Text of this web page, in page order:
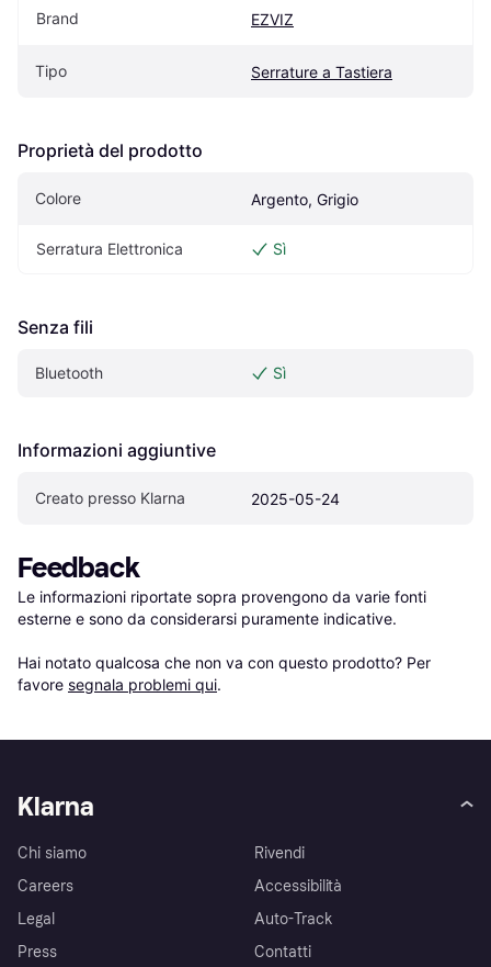
Brand EZVIZ
Tipo Serrature a Tastiera
Proprietà del prodotto
Colore Argento, Grigio
Serratura Elettronica Sì
Senza fili
Bluetooth Sì
Informazioni aggiuntive
Creato presso Klarna 2025-05-24
Feedback
Le informazioni riportate sopra provengono da varie fonti
esterne e sono da considerarsi puramente indicative.
Hai notato qualcosa che non va con questo prodotto? Per
favore segnala problemi qui.
Klarna
Chi siamo
Careers
Legal
Press
Rivendi
Accessibilità
Auto-Track
Contatti